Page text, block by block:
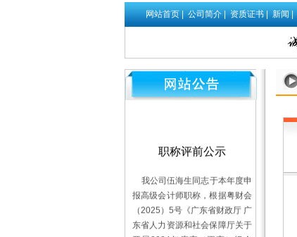
网站首页| 公司简介| 资质证书| 新闻|
报高级会计师职称，根据粤财会
（2025）5号《广东省财政厅 广
东省人力资源和社会保障厅关于
开展2024年度高（正高）级会